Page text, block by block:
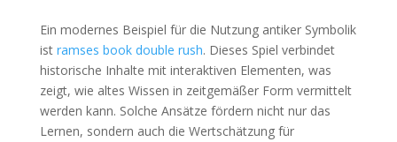
Ein modernes Beispiel für die Nutzung antiker Symbolik
ist ramses book double rush. Dieses Spiel verbindet
historische Inhalte mit interaktiven Elementen, was
zeigt, wie altes Wissen in zeitgemäßer Form vermittelt
werden kann. Solche Ansätze fördern nicht nur das
Lernen, sondern auch die Wertschätzung für